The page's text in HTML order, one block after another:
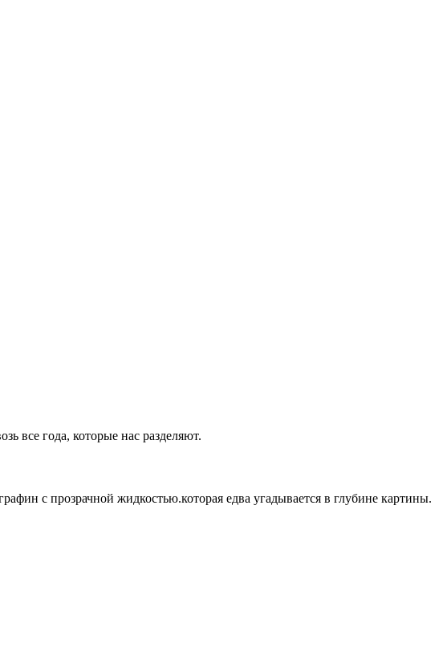
все года, которые нас разделяют.
с прозрачной жидкостью.которая едва угадывается в глубине картины.